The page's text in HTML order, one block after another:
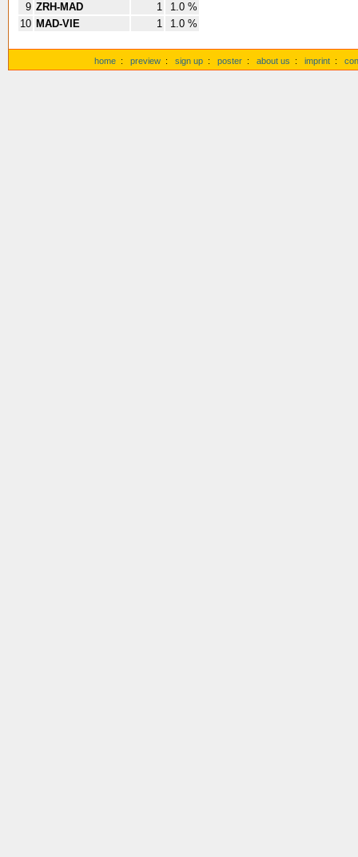
9 ZRH-MAD 1
1.0 %
10 MAD-VIE 1 1.0 %
home : preview : sign up : poster : about us : imprint :